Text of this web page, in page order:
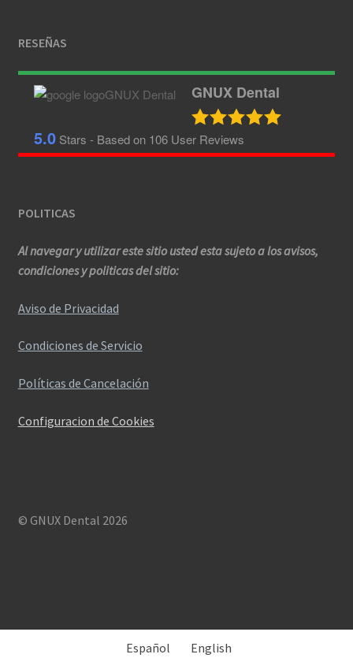
RESEÑAS
GNUX Dental
5.0Stars - Based on 106 User Reviews
POLITICAS
Al navegar y utilizar este sitio usted esta sujeto a los avisos,
condiciones y politicas del sitio:
Aviso de Privacidad
Condiciones de Servicio
Políticas de Cancelación
Configuracion de Cookies
© GNUX Dental 2026
Español English